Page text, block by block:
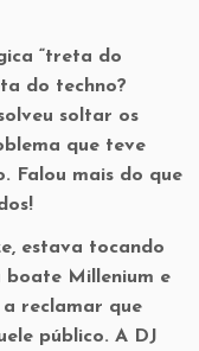
“treta do
do techno?
soltar os
que teve
Falou mais do que
estava tocando
Millenium e
reclamar que
público. A DJ